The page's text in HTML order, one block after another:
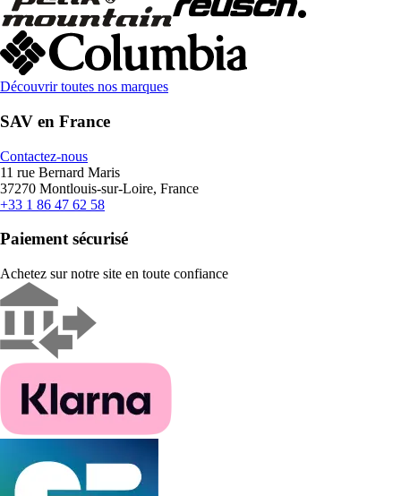
Découvrir toutes nos marques
SAV en France
Contactez-nous
11 rue Bernard Maris
37270 Montlouis-sur-Loire, France
+33 1 86 47 62 58
Paiement sécurisé
Achetez sur notre site en toute confiance